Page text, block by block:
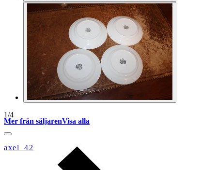
1/4
axel_42
Mer från säljarenVisa alla